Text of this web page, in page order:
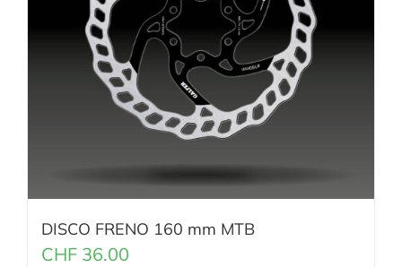
DISCO FRENO 160 mm MTB
CHF 36.00